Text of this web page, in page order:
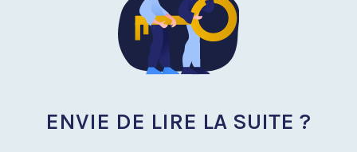
ENVIE DE LIRE LA SUITE ?